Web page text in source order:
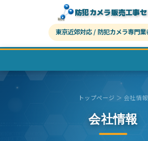
防犯カメラ販売工事
東京近郊対応/防犯カメラ専門業
トップページ ＞ 会社情報
会社情報